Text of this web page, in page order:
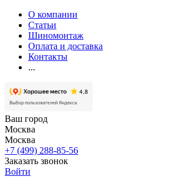
О компании
Статьи
Шиномонтаж
Оплата и доставка
Контакты
...
Ваш город
Москва
Москва
+7 (499) 288-85-56
Заказать звонок
Войти